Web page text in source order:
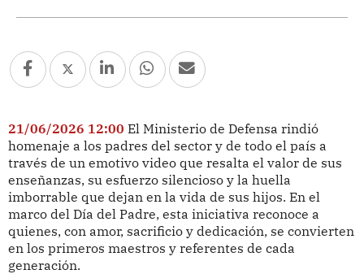
21/06/2026 12:00 El Ministerio de Defensa rindió
homenaje a los padres del sector y de todo el país a
través de un emotivo video que resalta el valor de sus
enseñanzas, su esfuerzo silencioso y la huella
imborrable que dejan en la vida de sus hijos. En el
marco del Día del Padre, esta iniciativa reconoce a
quienes, con amor, sacrificio y dedicación, se convierten
en los primeros maestros y referentes de cada
generación.